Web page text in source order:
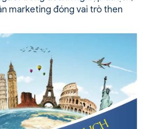
marketing đóng vai trò then